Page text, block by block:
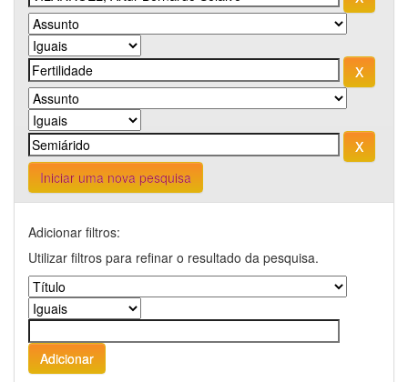
Iniciar uma nova pesquisa
Adicionar filtros:
Utilizar filtros para refinar o resultado da pesquisa.